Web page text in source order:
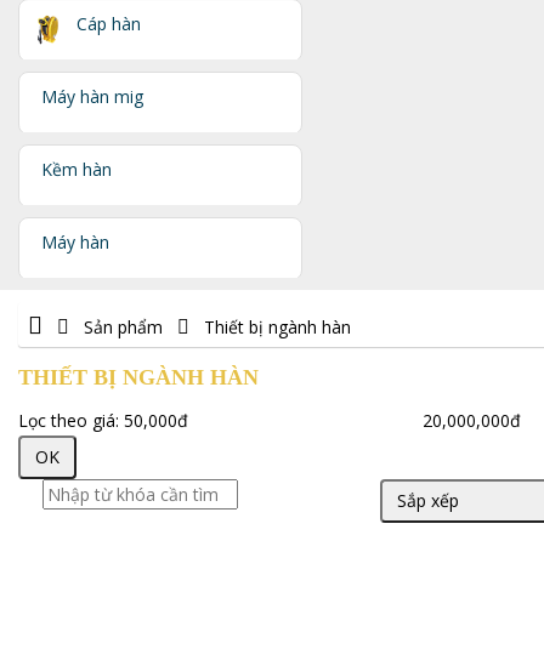
Cáp hàn
Máy hàn mig
Kềm hàn
Máy hàn
Sản phẩm Thiết bị ngành hàn
THIẾT BỊ NGÀNH HÀN
Lọc theo giá: 50,000đ
20,000,000đ
OK
Sắp xếp